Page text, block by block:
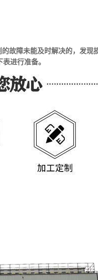
故障未能及时解决的，发现
进行准备。